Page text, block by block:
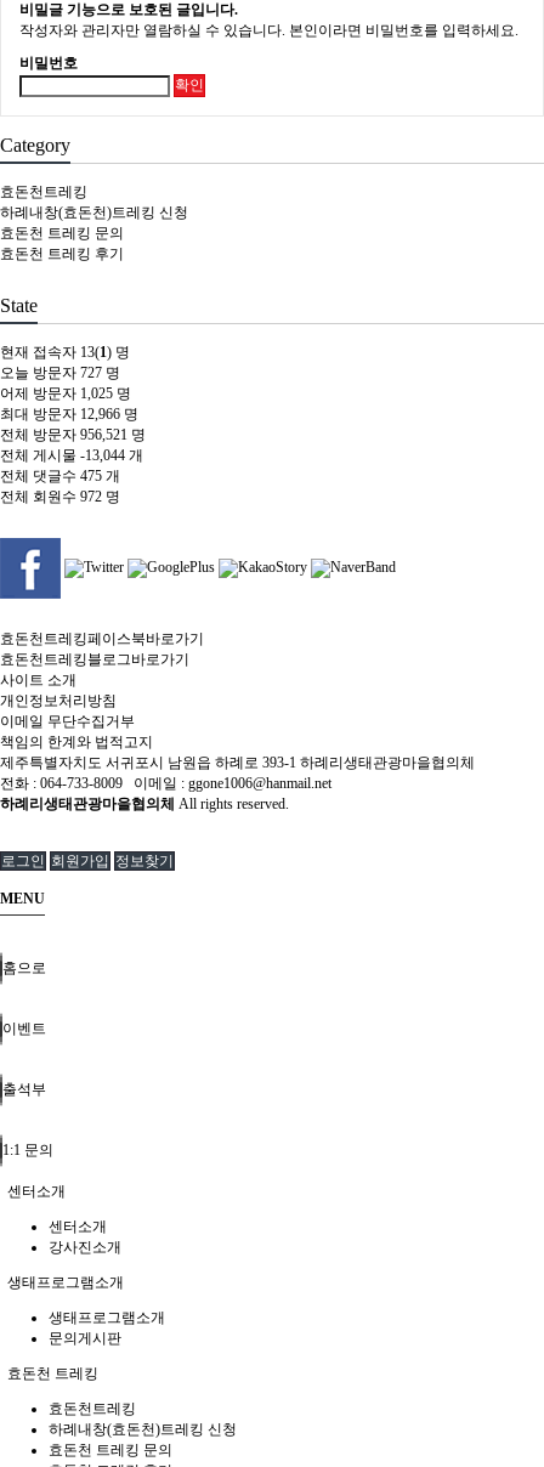
비밀글 기능으로 보호된 글입니다.
작성자와 관리자만 열람하실 수 있습니다. 본인이라면 비밀번호를 입력하세요.
비밀번호
확인
Category
효돈천트레킹
하례내창(효돈천)트레킹 신청
효돈천 트레킹 문의
효돈천 트레킹 후기
State
현재 접속자 13(1) 명
오늘 방문자 727 명
어제 방문자 1,025 명
최대 방문자 12,966 명
전체 방문자 956,521 명
전체 게시물 -13,044 개
전체 댓글수 475 개
전체 회원수 972 명
효돈천트레킹페이스북바로가기
효돈천트레킹블로그바로가기
사이트 소개
개인정보처리방침
이메일 무단수집거부
책임의 한계와 법적고지
제주특별자치도 서귀포시 남원읍 하례로 393-1 하례리생태관광마을협의체
전화 : 064-733-8009 이메일 : ggone1006@hanmail.net
하례리생태관광마을협의체 All rights reserved.
로그인 회원가입 정보찾기
MENU
홈으로
이벤트
출석부
1:1 문의
센터소개
센터소개
강사진소개
생태프로그램소개
생태프로그램소개
문의게시판
효돈천 트레킹
효돈천트레킹
하례내창(효돈천)트레킹 신청
효돈천 트레킹 문의